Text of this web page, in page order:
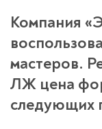
Компания
мастеров.
ЛЖ цена
следующих